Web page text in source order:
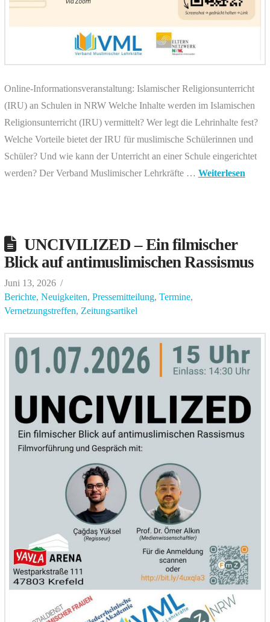
Online-Informationsveranstaltung: Islamischer Religionsunterricht
(IRU) an Schulen in NRW Welche Inhalte werden im Islamischen
Religionsunterricht (IRU) vermittelt? Wer legt die Lehrinhalte fest?
Welche Vorteile bietet der IRU für muslimische Schülerinnen und
Schüler? Und wie kann der Unterricht an einer Schule eingerichtet
werden? Der Verband Muslimischer Lehrkräfte … Weiterlesen
UNCIVILIZED – Ein filmischer
Blick auf antimuslimischen Rassismus
Juni 13, 2026
Berichte, Neuigkeiten, Pressemitteilung, Termine,
Vernetzungstreffen, Zeitungsartikel